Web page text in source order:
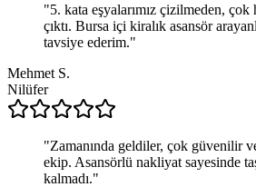
"5. kata eşyalarımız çizilmeden, çok
çıktı. Bursa içi kiralık asansör
tavsiye ederim."
Mehmet S.
Nilüfer
"Zamanında geldiler, çok güvenilir
ekip. Asansörlü nakliyat sayesinde
kalmadı."